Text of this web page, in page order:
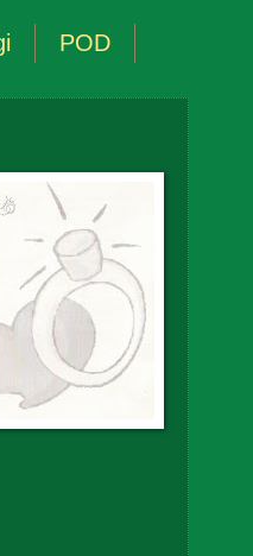
POD